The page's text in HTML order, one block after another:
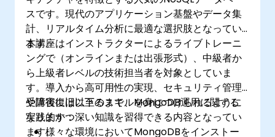
スです。現代のアプリケーション基盤やデータ集
計、リアルタイム分析に最適な選択肢となってい
ます。
本講座はインストラクターによるライブトレーニ
ングで（オンラインまたは出張形式）、中級者か
ら上級者レベルの技術担当者を対象としていま
す。導入から高可用性の実現、セキュリティ管理
や障害復旧に至るまで、MongoDB運用に関する
実践的かつ深い知識を習得できる内容となってい
ます。
受講後には以下のスキルを身につけられるように
なります：
様々な環境においてMongoDBをインストー